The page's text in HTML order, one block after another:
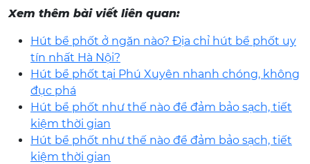
Xem thêm bài viết liên quan:
Hút bể phốt ở ngăn nào? Địa chỉ hút bể phốt uy
tín nhất Hà Nội?
Hút bể phốt tại Phú Xuyên nhanh chóng, không
đục phá
Hút bể phốt như thế nào để đảm bảo sạch, tiết
kiệm thời gian
Hút bể phốt như thế nào để đảm bảo sạch, tiết
kiệm thời gian